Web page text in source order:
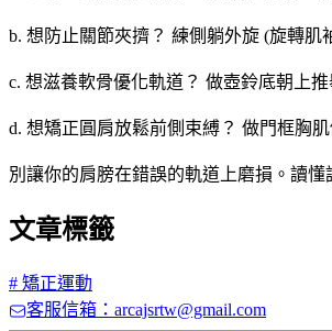
​b. 想防止關節夾擠？ 練側躺外旋 (旋轉肌
​c. 想滋養軟骨優化軌道？ 做壺鈴底朝上推
​d. 想矯正圓肩放鬆前側束縛？ 做門框胸肌
別讓你的肩膀在錯誤的軌道上磨損。讀
文章標籤
# 矯正運動
客服信箱：arcajsrtw@gmail.com